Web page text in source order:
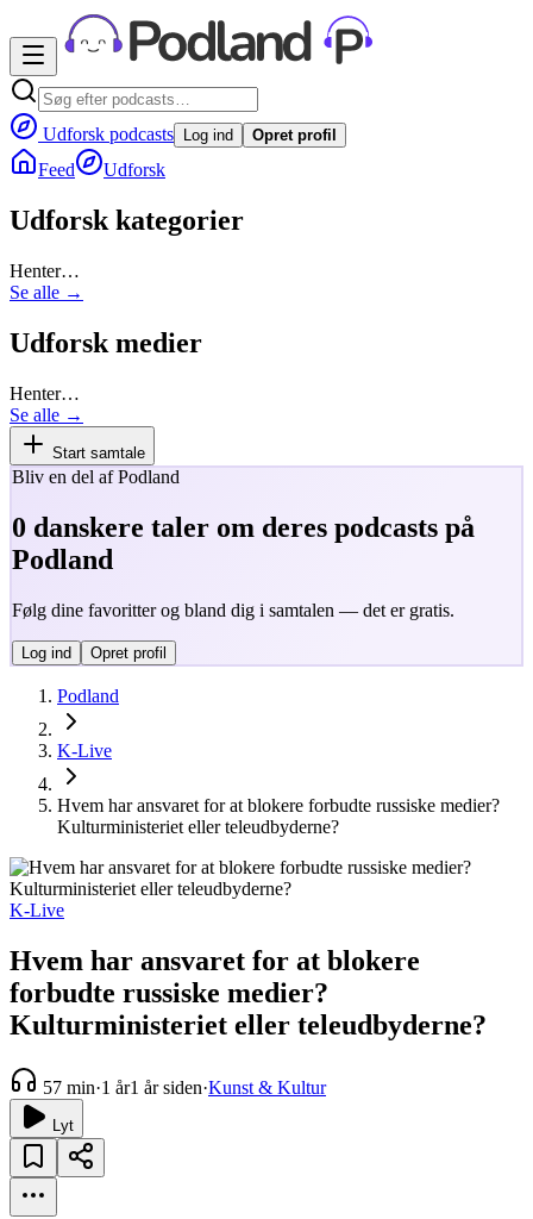
Udforsk podcasts Log ind Opret profil
Feed Udforsk
Udforsk kategorier
Henter…
Se alle →
Udforsk medier
Henter…
Se alle →
Start samtale
Bliv en del af Podland
0 danskere taler om deres podcasts på
Podland
Følg dine favoritter og bland dig i samtalen — det er gratis.
Log ind Opret profil
Podland
K-Live
Hvem har ansvaret for at blokere forbudte russiske medier?
Kulturministeriet eller teleudbyderne?
K-Live
Hvem har ansvaret for at blokere
forbudte russiske medier?
Kulturministeriet eller teleudbyderne?
57 min·1 år1 år siden·Kunst & Kultur
Lyt